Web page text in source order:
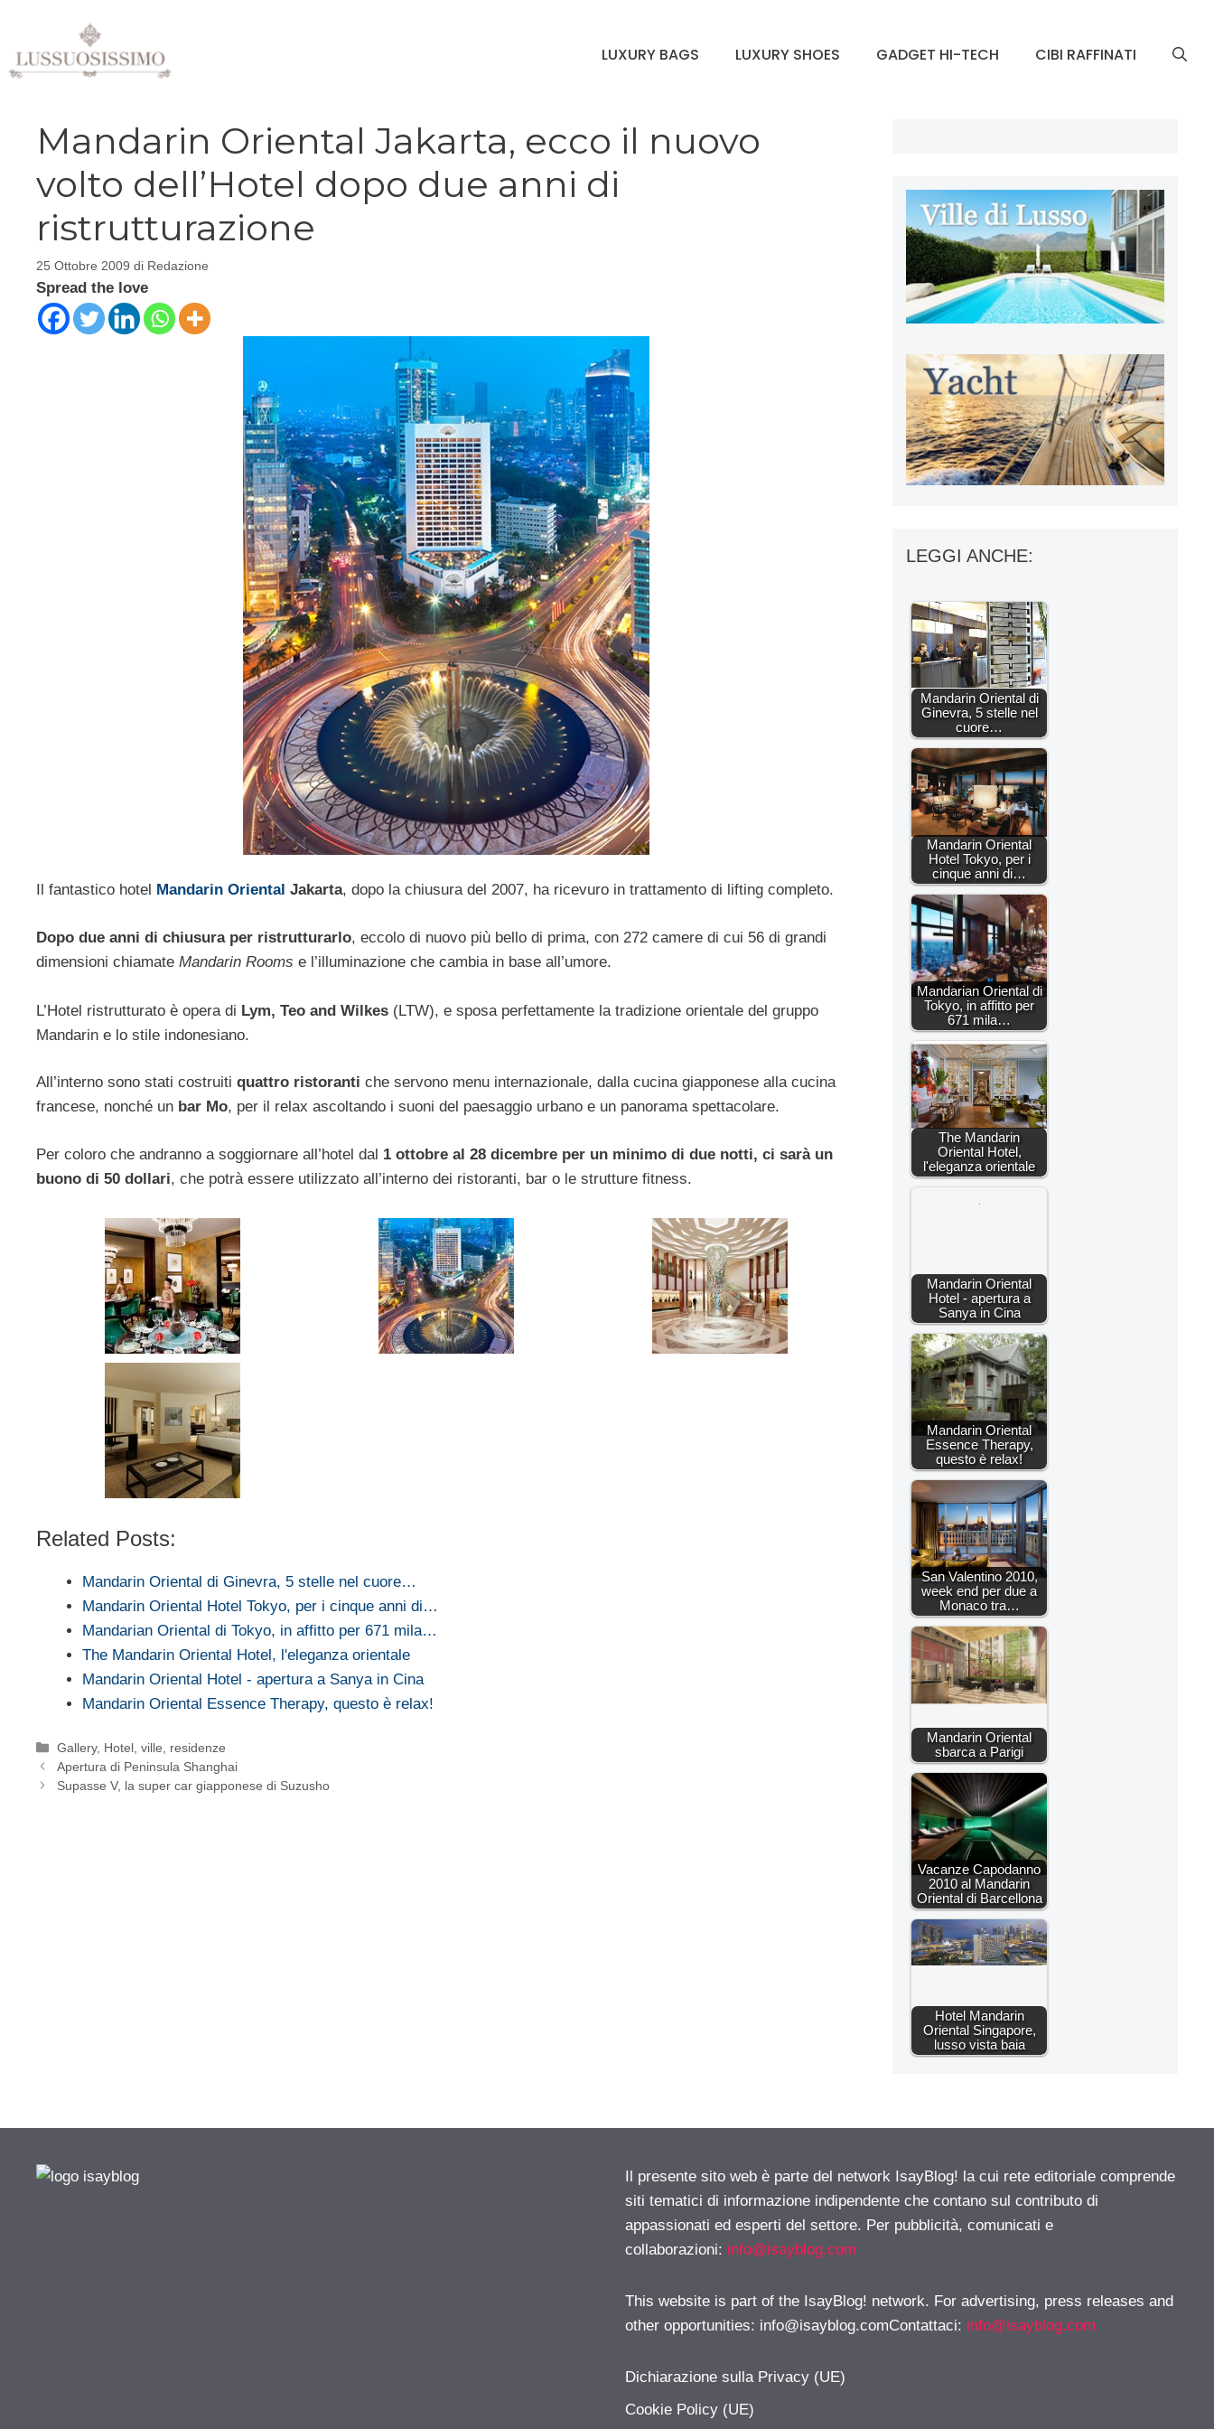
contenuto
LUXURY BAGS LUXURY SHOES GADGET HI-TECH CIBI RAFFINATI
Mandarin Oriental Jakarta, ecco il nuovo
volto dell’Hotel dopo due anni di
ristrutturazione
25 Ottobre 2009 di Redazione
Spread the love
Il fantastico hotel Mandarin Oriental Jakarta, dopo la chiusura del 2007, ha ricevuro in trattamento di lifting completo.
Dopo due anni di chiusura per ristrutturarlo, eccolo di nuovo più bello di prima, con 272 camere di cui 56 di grandi
dimensioni chiamate Mandarin Rooms e l’illuminazione che cambia in base all’umore.
L’Hotel ristrutturato è opera di Lym, Teo and Wilkes (LTW), e sposa perfettamente la tradizione orientale del gruppo
Mandarin e lo stile indonesiano.
All’interno sono stati costruiti quattro ristoranti che servono menu internazionale, dalla cucina giapponese alla cucina
francese, nonché un bar Mo, per il relax ascoltando i suoni del paesaggio urbano e un panorama spettacolare.
Per coloro che andranno a soggiornare all’hotel dal 1 ottobre al 28 dicembre per un minimo di due notti, ci sarà un
buono di 50 dollari, che potrà essere utilizzato all’interno dei ristoranti, bar o le strutture fitness.
Related Posts:
Mandarin Oriental di Ginevra, 5 stelle nel cuore…
Mandarin Oriental Hotel Tokyo, per i cinque anni di…
Mandarian Oriental di Tokyo, in affitto per 671 mila…
The Mandarin Oriental Hotel, l'eleganza orientale
Mandarin Oriental Hotel - apertura a Sanya in Cina
Mandarin Oriental Essence Therapy, questo è relax!
Categorie
Gallery, Hotel, ville, residenze
Apertura di Peninsula Shanghai
Supasse V, la super car giapponese di Suzusho
LEGGI ANCHE:
Mandarin Oriental di
Ginevra, 5 stelle nel
cuore…
Mandarin Oriental
Hotel Tokyo, per i
cinque anni di…
Mandarian Oriental di
Tokyo, in affitto per
671 mila…
The Mandarin
Oriental Hotel,
l'eleganza orientale
Mandarin Oriental
Hotel - apertura a
Sanya in Cina
Mandarin Oriental
Essence Therapy,
questo è relax!
San Valentino 2010,
week end per due a
Monaco tra…
Mandarin Oriental
sbarca a Parigi
Vacanze Capodanno
2010 al Mandarin
Oriental di Barcellona
Hotel Mandarin
Oriental Singapore,
lusso vista baia
Il presente sito web è parte del network IsayBlog! la cui rete editoriale comprende
siti tematici di informazione indipendente che contano sul contributo di
appassionati ed esperti del settore. Per pubblicità, comunicati e
collaborazioni: info@isayblog.com
This website is part of the IsayBlog! network. For advertising, press releases and
other opportunities: info@isayblog.comContattaci: info@isayblog.com
Dichiarazione sulla Privacy (UE)
Cookie Policy (UE)